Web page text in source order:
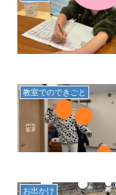
教室でのできごと
お出かけ